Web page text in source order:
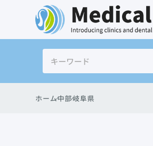
ホーム中部岐阜県